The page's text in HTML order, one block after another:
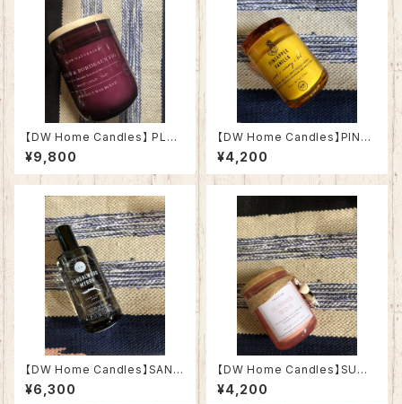
【DW Home Candles】 PLU
M & BORDEAUX FIG 17.7oz
【アロマキャンドル】
¥9,800
【DW Home Candles】PINEA
PPLE VANILLA 3.8oz【アロマ
キャンドル】
¥4,200
【DW Home Candles】SAND
ALWOOD MYRRH 4oz【ルー
ム&リネンスプレー】
¥6,300
【DW Home Candles】SUM
MER WINE 3.8oz【アロマキャ
ンドル】
¥4,200